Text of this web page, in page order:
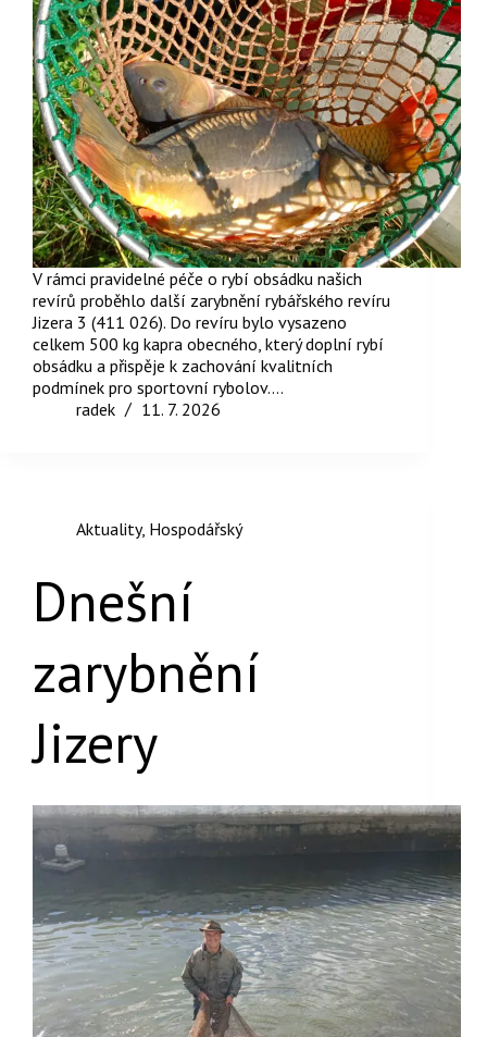
V rámci pravidelné péče o rybí obsádku našich
revírů proběhlo další zarybnění rybářského revíru
Jizera 3 (411 026). Do revíru bylo vysazeno
celkem 500 kg kapra obecného, který doplní rybí
obsádku a přispěje k zachování kvalitních
podmínek pro sportovní rybolov.…
radek
11. 7. 2026
Aktuality, Hospodářský
Dnešní
zarybnění
Jizery